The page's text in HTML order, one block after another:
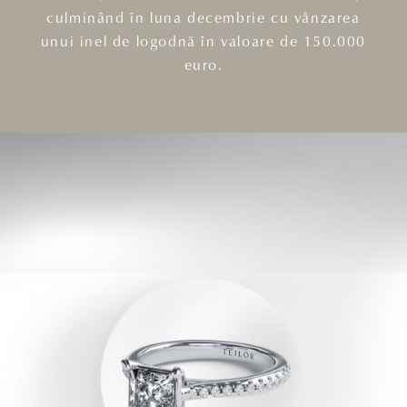
culminând în luna decembrie cu vânzarea
unui inel de logodnă în valoare de 150.000
euro.